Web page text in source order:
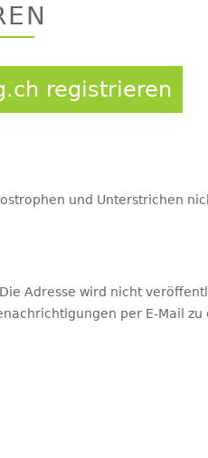
registrieren
und Unterstrichen
Adresse wird nicht
per E-Mail zu